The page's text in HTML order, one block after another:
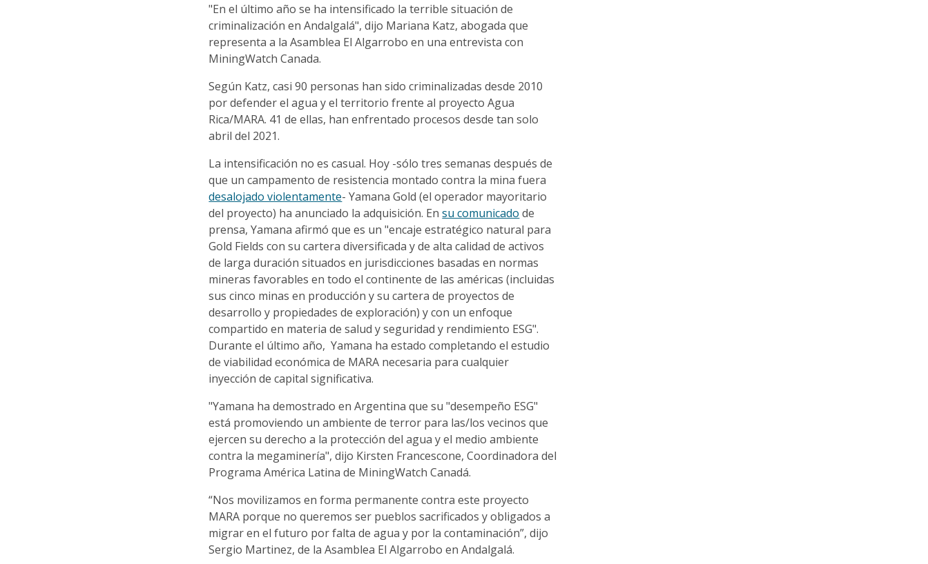
"En el último año se ha intensificado la terrible situación de
criminalización en Andalgalá", dijo Mariana Katz, abogada que
representa a la Asamblea El Algarrobo en una entrevista con
MiningWatch Canada.
Según Katz, casi 90 personas han sido criminalizadas desde 2010
por defender el agua y el territorio frente al proyecto Agua
Rica/MARA. 41 de ellas, han enfrentado procesos desde tan solo
abril del 2021.
La intensificación no es casual. Hoy -sólo tres semanas después de
que un campamento de resistencia montado contra la mina fuera
desalojado violentamente- Yamana Gold (el operador mayoritario
del proyecto) ha anunciado la adquisición. Ensu comunicado de
prensa, Yamana afirmó que es un "encaje estratégico natural para
Gold Fields con su cartera diversificada y de alta calidad de activos
de larga duración situados en jurisdicciones basadas en normas
mineras favorables en todo el continente de las américas (incluidas
sus cinco minas en producción y su cartera de proyectos de
desarrollo y propiedades de exploración) y con un enfoque
compartido en materia de salud y seguridad y rendimiento ESG".
Durante el último año, Yamana ha estado completando el estudio
de viabilidad económica de MARA necesaria para cualquier
inyección de capital significativa.
"Yamana ha demostrado en Argentina que su "desempeño ESG"
está promoviendo un ambiente de terror para las/los vecinos que
ejercen su derecho a la protección del agua y el medio ambiente
contra la megaminería", dijo Kirsten Francescone, Coordinadora del
Programa América Latina de MiningWatch Canadá.
“Nos movilizamos en forma permanente contra este proyecto
MARA porque no queremos ser pueblos sacrificados y obligados a
migrar en el futuro por falta de agua y por la contaminación”, dijo
Sergio Martinez, de la Asamblea El Algarrobo en Andalgalá.